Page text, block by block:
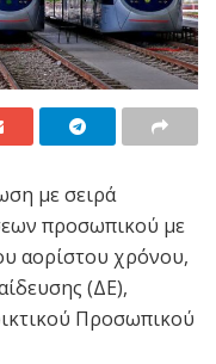
με σειρά
προσωπικού με
αορίστου χρόνου,
(ΔΕ),
Προσωπικού